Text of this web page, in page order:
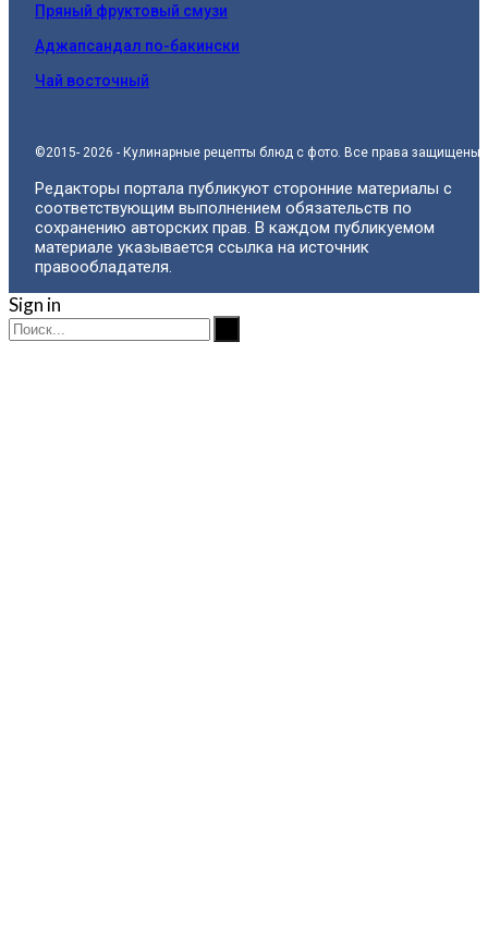
Пряный фруктовый смузи
Аджапсандал по-бакински
Чай восточный
©2015- 2026 - Кулинарные рецепты блюд с фото. Все права защищены.
Редакторы портала публикуют сторонние материалы с
соответствующим выполнением обязательств по
сохранению авторских прав. В каждом публикуемом
материале указывается ссылка на источник
правообладателя.
Sign in